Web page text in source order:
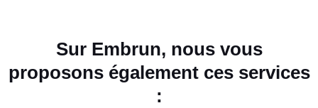
Sur Embrun, nous vous
proposons également ces services
: